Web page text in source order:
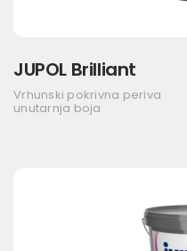
JUPOL Brilliant
Vrhunski pokrivna periva
unutarnja boja